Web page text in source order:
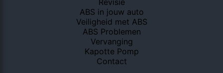
Revisie
ABS in jouw auto
Veiligheid met ABS
ABS Problemen
Vervanging
Kapotte Pomp
Contact